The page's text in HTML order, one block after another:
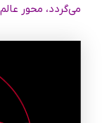
می‌گردد، محور